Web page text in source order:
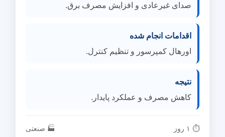
صدای غیرعادی و افزایش مصرف برق.
اقدامات انجام شده
اورهال کمپرسور و تنظیم کنترل.
نتیجه
کاهش مصرف و عملکرد پایدار.
⏱ ۱ روز 🏭 صنعتی